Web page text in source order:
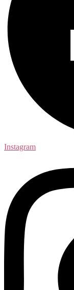
Instagram